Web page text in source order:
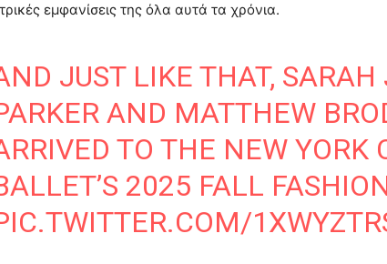
εμφανίσεις της όλα αυτά τα χρόνια.
JUST LIKE THAT, SARAH
AND MATTHEW
TO THE NEW YORK
2025 FALL